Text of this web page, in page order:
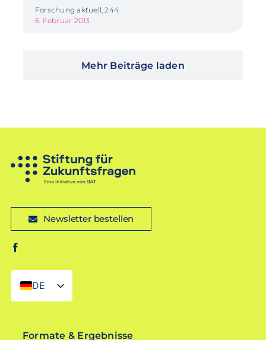
Forschung aktuell, 244
6. Februar 2013
Mehr Beiträge laden
Newsletter bestellen
DE
EN
Formate & Ergebnisse